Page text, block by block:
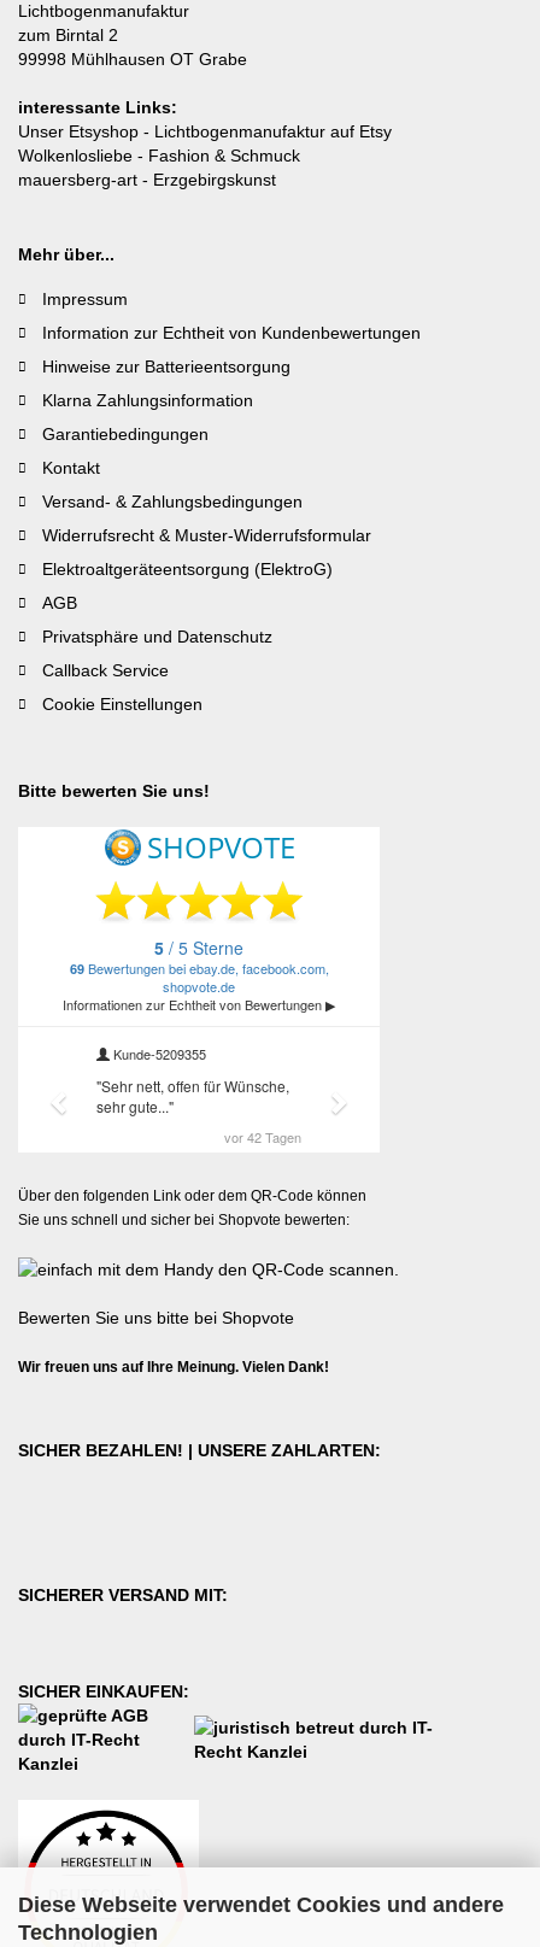
Diese Webseite verwendet Cookies und andere
Technologien
Lichtbogenmanufaktur
zum Birntal 2
99998 Mühlhausen OT Grabe
interessante Links:
Unser Etsyshop - Lichtbogenmanufaktur auf Etsy
Wolkenlosliebe - Fashion & Schmuck
mauersberg-art - Erzgebirgskunst
Mehr über...
Impressum
Information zur Echtheit von Kundenbewertungen
Hinweise zur Batterieentsorgung
Klarna Zahlungsinformation
Garantiebedingungen
Kontakt
Versand- & Zahlungsbedingungen
Widerrufsrecht & Muster-Widerrufsformular
Elektroaltgeräteentsorgung (ElektroG)
AGB
Privatsphäre und Datenschutz
Callback Service
Cookie Einstellungen
Bitte bewerten Sie uns!
Über den folgenden Link oder dem QR-Code können
Sie uns schnell und sicher bei Shopvote bewerten:
Bewerten Sie uns bitte bei Shopvote
Wir freuen uns auf Ihre Meinung. Vielen Dank!
SICHER BEZAHLEN! | UNSERE ZAHLARTEN:
SICHERER VERSAND MIT:
SICHER EINKAUFEN: